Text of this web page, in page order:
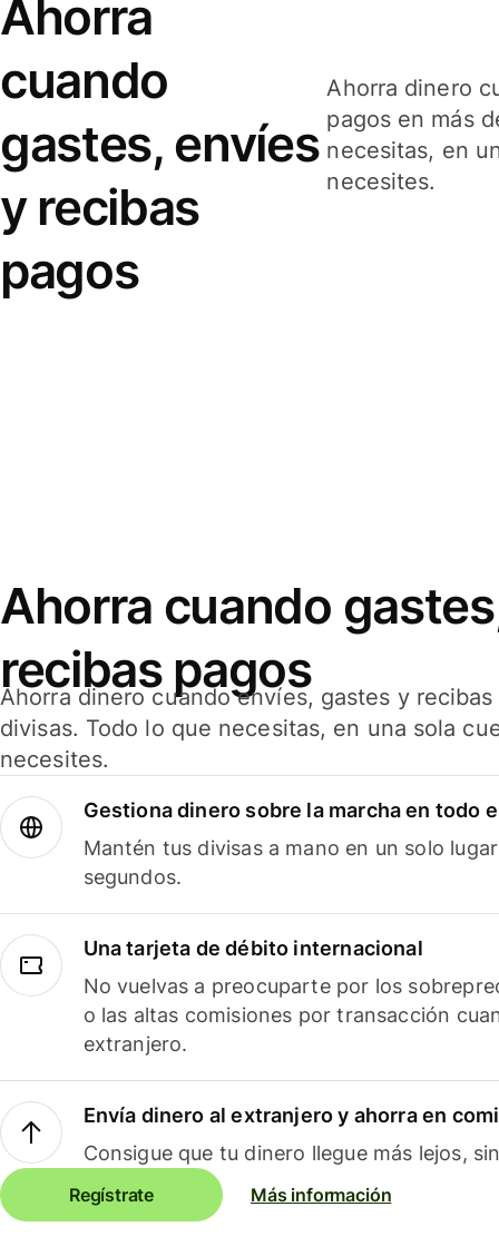
Ahorra
cuando
gastes, envíes
y recibas
pagos
Ahorra dinero
pagos en más
necesitas, en
necesites.
Ahorra cuando
recibas pagos
Ahorra dinero cuando envíes, gastes y
divisas. Todo lo que necesitas, en una sola
necesites.
Gestiona dinero sobre la marcha en todo
Mantén tus divisas a mano en un solo
segundos.
Una tarjeta de débito internacional
No vuelvas a preocuparte por los
o las altas comisiones por transacción
extranjero.
Envía dinero al extranjero y ahorra en
Consigue que tu dinero llegue más lejos,
Regístrate Más información